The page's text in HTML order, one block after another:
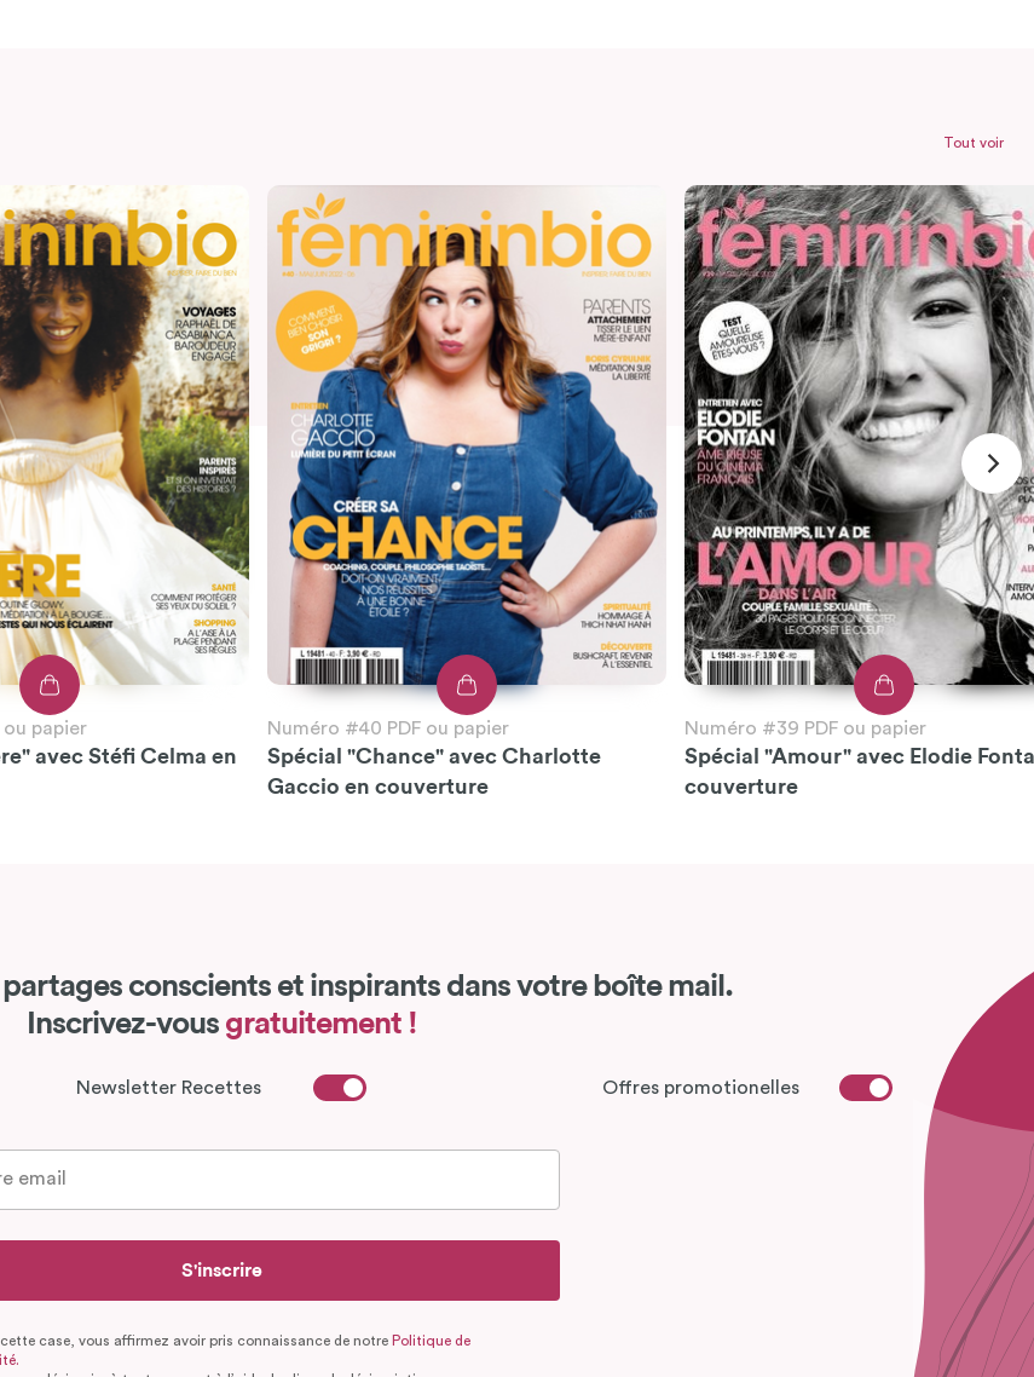
ou papier
avec Stéfi Celma en
Numéro #40 PDF ou papier
Spécial "Chance" avec Charlotte
Gaccio en couverture
Numéro #39 PDF ou papier
Spécial "Amour" avec Elodie
couverture
Tout voir
conscients et inspirants dans votre boîte mail.
Inscrivez-vous gratuitement !
Newsletter Recettes Offres promotionelles
S'inscrire
case, vous affirmez avoir pris connaissance de notre Politique de